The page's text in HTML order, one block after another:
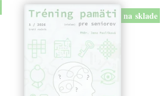
na sklade